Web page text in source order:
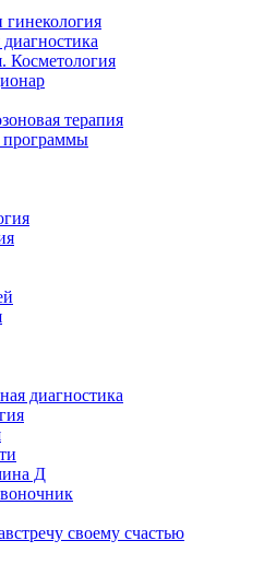
Косметология
терапия
диагностика
Д
своему счастью